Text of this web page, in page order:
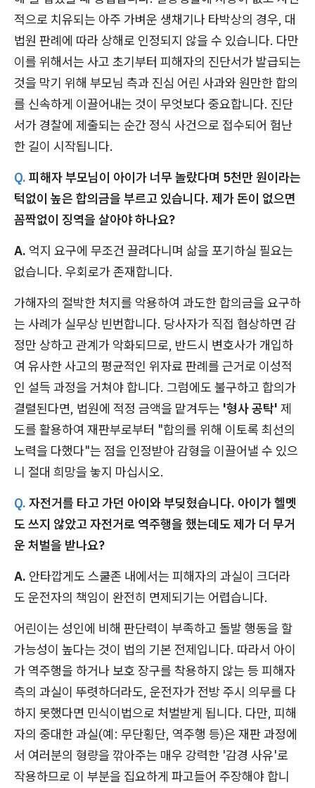
적으로 치유되는 아주 가벼운 생채기나 타박상의 경우, 대
법원 판례에 따라 상해로 인정되지 않을 수 있습니다. 다만
이를 위해서는 사고 초기부터 피해자의 진단서가 발급되는
것을 막기 위해 부모님 측과 진심 어린 사과와 원만한 합의
를 신속하게 이끌어내는 것이 무엇보다 중요합니다. 진단
서가 경찰에 제출되는 순간 정식 사건으로 접수되어 험난
한 길이 시작됩니다.
Q. 피해자 부모님이 아이가 너무 놀랐다며 5천만 원이라는
턱없이 높은 합의금을 부르고 있습니다. 제가 돈이 없으면
꼼짝없이 징역을 살아야 하나요?
A. 억지 요구에 무조건 끌려다니며 삶을 포기하실 필요는
없습니다. 우회로가 존재합니다.
가해자의 절박한 처지를 악용하여 과도한 합의금을 요구하
는 사례가 실무상 빈번합니다. 당사자가 직접 협상하면 감
정만 상하고 관계가 악화되므로, 반드시 변호사가 개입하
여 유사한 사고의 평균적인 위자료 판례를 근거로 이성적
인 설득 과정을 거쳐야 합니다. 그럼에도 불구하고 합의가
결렬된다면, 법원에 적정 금액을 맡겨두는 '형사 공탁' 제
도를 활용하여 재판부로부터 "합의를 위해 이토록 최선의
노력을 다했다"는 점을 인정받아 감형을 이끌어낼 수 있으
니 절대 희망을 놓지 마십시오.
Q. 자전거를 타고 가던 아이와 부딪혔습니다. 아이가 헬멧
도 쓰지 않았고 자전거로 역주행을 했는데도 제가 더 무거
운 처벌을 받나요?
A. 안타깝게도 스쿨존 내에서는 피해자의 과실이 크더라
도 운전자의 책임이 완전히 면제되기는 어렵습니다.
어린이는 성인에 비해 판단력이 부족하고 돌발 행동을 할
가능성이 높다는 것이 법의 기본 전제입니다. 따라서 아이
가 역주행을 하거나 보호 장구를 착용하지 않는 등 피해자
측의 과실이 뚜렷하더라도, 운전자가 전방 주시 의무를 다
하지 못했다면 민식이법으로 처벌받게 됩니다. 다만, 피해
자의 중대한 과실(예: 무단횡단, 역주행 등)은 재판 과정에
서 여러분의 형량을 깎아주는 매우 강력한 '감경 사유'로
작용하므로 이 부분을 집요하게 파고들어 주장해야 합니